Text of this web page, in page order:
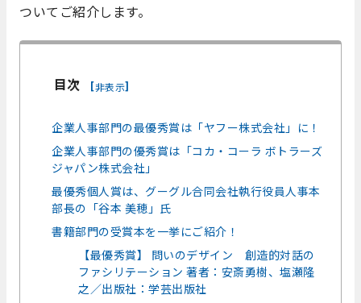
ついてご紹介します。
目次 [非表示]
企業人事部門の最優秀賞は「ヤフー株式会社」に！
企業人事部門の優秀賞は「コカ・コーラ ボトラーズ
ジャパン株式会社」
最優秀個人賞は、グーグル合同会社執行役員人事本
部長の「谷本 美穂」氏
書籍部門の受賞本を一挙にご紹介！
【最優秀賞】 問いのデザイン 創造的対話の
ファシリテーション 著者：安斎勇樹、塩瀬隆
之／出版社：学芸出版社